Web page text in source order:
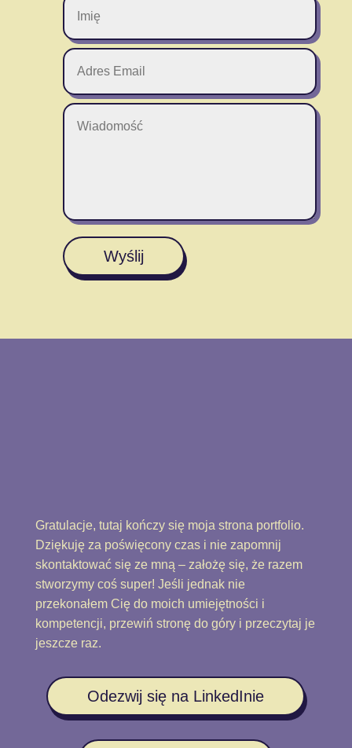
Wyślij
Gratulacje, tutaj kończy się moja strona portfolio.
Dziękuję za poświęcony czas i nie zapomnij
skontaktować się ze mną – założę się, że razem
stworzymy coś super! Jeśli jednak nie
przekonałem Cię do moich umiejętności i
kompetencji, przewiń stronę do góry i przeczytaj je
jeszcze raz.
Odezwij się na LinkedInie